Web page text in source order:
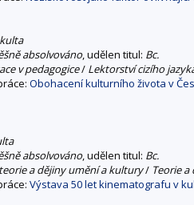
absolvováno, udělen titul: Bc.
v pedagogice/ Lektorství cizího
Obohacení kulturního života v
absolvováno, udělen titul: Bc.
a dějiny umění a kultury/ Teorie
Výstava 50 let kinematografu v